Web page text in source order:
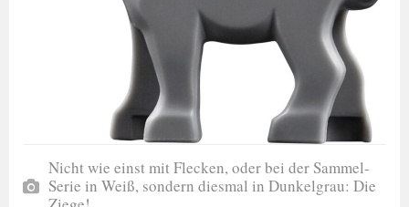
Nicht wie einst mit Flecken, oder bei der Sammel-
Serie in Weiß, sondern diesmal in Dunkelgrau: Die